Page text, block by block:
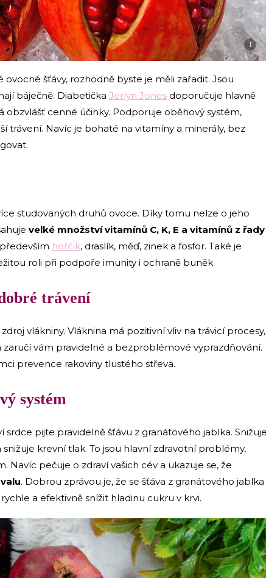
i
šťávy, rozhodně byste je měli zařadit. Jsou
báječně. Diabetička Jerlyn Jones doporučuje hlavně
obzvlášť cenné účinky. Podporuje oběhový systém,
trávení. Navíc je bohaté na vitamíny a minerály, bez
studovaných druhů ovoce. Díky tomu nelze o jeho
velké množství vitamínů C, K, E a vitamínů z řady
hořčík, draslík, měď, zinek a fosfor. Také je
roli při podpoře imunity i ochraně buněk.
trávení
vlákniny. Vláknina má pozitivní vliv na trávicí procesy,
zaručí vám pravidelné a bezproblémové vyprazdňování.
prevence rakoviny tlustého střeva.
systém
srdce pijte pravidelně šťávu z granátového jablka. Snižuje
krevní tlak. To jsou hlavní zdravotní problémy,
pečuje o zdraví vašich cév a ukazuje se, že
. Dobrou zprávou je, že se šťáva z granátového jablka
a efektivně snížit hladinu cukru v krvi.